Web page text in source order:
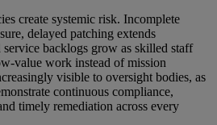
create systemic risk. Incomplete
delayed patching extends
backlogs grow as skilled staff
value work instead of mission
visible to oversight bodies, as
continuous compliance,
timely remediation across every